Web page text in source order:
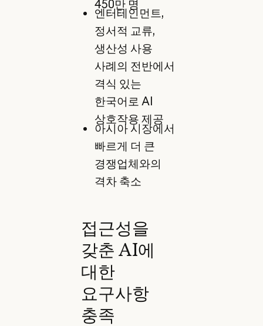
450만 명
엔터테인먼트,
정서적 교류,
생산성 사용
사례의 전반에서
격식 있는
한국어로 AI
상호작용 제공
아시아 시장에서
빠르게 더 큰
경쟁업체와의
격차 축소
접근성을
갖춘 AI에
대한
요구사항
충족